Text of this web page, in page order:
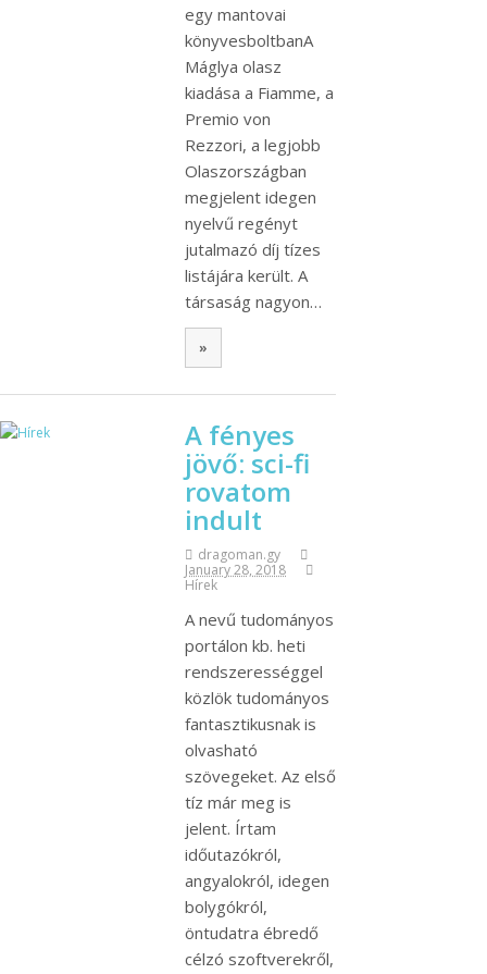
egy mantovai
könyvesboltbanA
Máglya olasz
kiadása a Fiamme, a
Premio von
Rezzori, a legjobb
Olaszországban
megjelent idegen
nyelvű regényt
jutalmazó díj tízes
listájára került. A
társaság nagyon…
»
A fényes
jövő: sci-fi
rovatom
indult
dragoman.gy
January 28, 2018
Hírek
A nevű tudományos
portálon kb. heti
rendszerességgel
közlök tudományos
fantasztikusnak is
olvasható
szövegeket. Az első
tíz már meg is
jelent. Írtam
időutazókról,
angyalokról, idegen
bolygókról,
öntudatra ébredő
célzó szoftverekről,